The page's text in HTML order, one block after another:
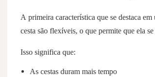
A primeira característica que se destaca
cesta são flexíveis, o que permite que ela
Isso significa que:
As cestas duram mais tempo